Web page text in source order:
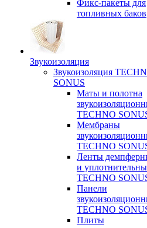
Фикс-пакеты для
топливных баков
Звукоизоляция
Звукоизоляция
SONUS
Маты и полотна
TECHNO
Мембраны
TECHNO
Ленты
и
TECHNO
Панели
TECHNO
Плиты